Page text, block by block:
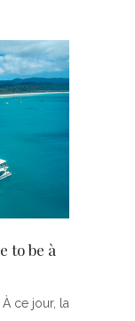
to be à
ce jour, la